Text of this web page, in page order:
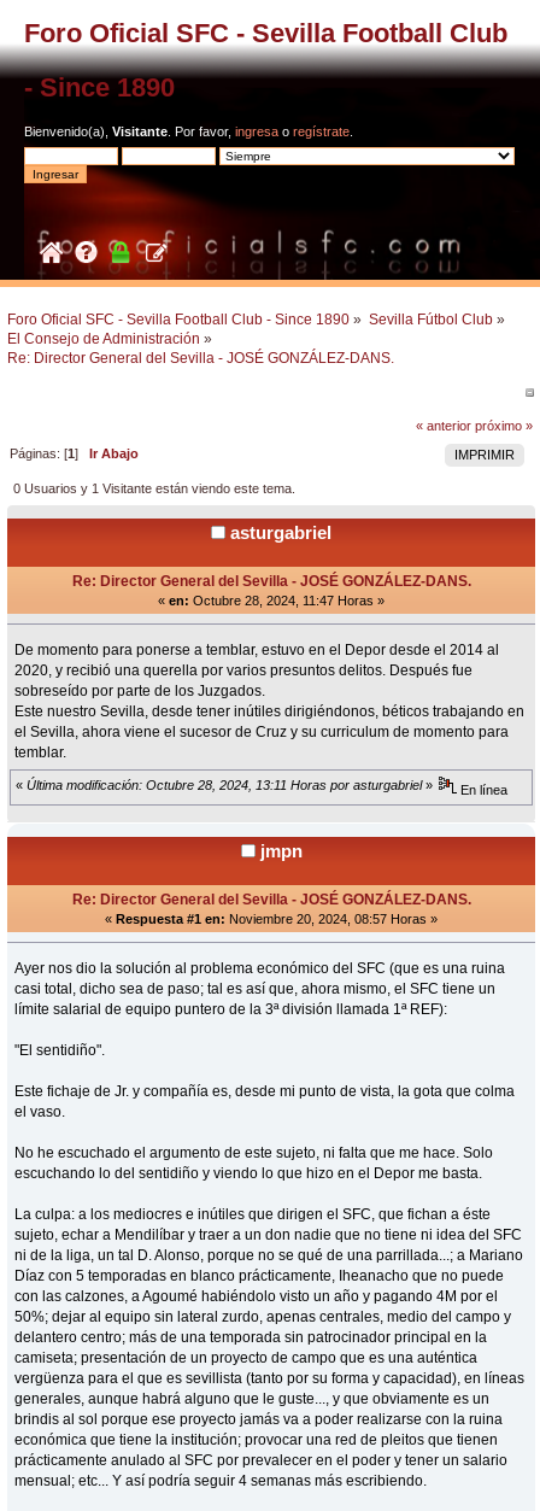
Foro Oficial SFC - Sevilla Football Club
- Since 1890
Bienvenido(a), Visitante . Por favor, ingresa o regístrate
Foro Oficial SFC - Sevilla Football Club - Since 1890 » Sevilla Fútbol Club »
El Consejo de Administración »
Re: Director General del Sevilla - JOSÉ GONZÁLEZ-DANS.
« anterior próximo »
IMPRIMIR
Páginas: [1]Ir Abajo
0 Usuarios y 1 Visitante están viendo este tema.
asturgabriel
Re: Director General del Sevilla - JOSÉ GONZÁLEZ-DANS.
« en: Octubre 28, 2024, 11:47 Horas »
De momento para ponerse a temblar, estuvo en el Depor desde el 2014 al
2020, y recibió una querella por varios presuntos delitos. Después fue
sobreseído por parte de los Juzgados.
Este nuestro Sevilla, desde tener inútiles dirigiéndonos, béticos trabajando en
el Sevilla, ahora viene el sucesor de Cruz y su curriculum de momento para
temblar.
« Última modificación: Octubre 28, 2024, 13:11 Horas por asturgabriel» En línea
jmpn
Re: Director General del Sevilla - JOSÉ GONZÁLEZ-DANS.
« Respuesta #1 en: Noviembre 20, 2024, 08:57 Horas »
Ayer nos dio la solución al problema económico del SFC (que es una ruina
casi total, dicho sea de paso; tal es así que, ahora mismo, el SFC tiene un
límite salarial de equipo puntero de la 3ª división llamada 1ª REF):
"El sentidiño".
Este fichaje de Jr. y compañía es, desde mi punto de vista, la gota que colma
el vaso.
No he escuchado el argumento de este sujeto, ni falta que me hace. Solo
escuchando lo del sentidiño y viendo lo que hizo en el Depor me basta.
La culpa: a los mediocres e inútiles que dirigen el SFC, que fichan a éste
sujeto, echar a Mendilíbar y traer a un don nadie que no tiene ni idea del SFC
ni de la liga, un tal D. Alonso, porque no se qué de una parrillada...; a Mariano
Díaz con 5 temporadas en blanco prácticamente, Iheanacho que no puede
con las calzones, a Agoumé habiéndolo visto un año y pagando 4M por el
50%; dejar al equipo sin lateral zurdo, apenas centrales, medio del campo y
delantero centro; más de una temporada sin patrocinador principal en la
camiseta; presentación de un proyecto de campo que es una auténtica
vergüenza para el que es sevillista (tanto por su forma y capacidad), en líneas
generales, aunque habrá alguno que le guste..., y que obviamente es un
brindis al sol porque ese proyecto jamás va a poder realizarse con la ruina
económica que tiene la institución; provocar una red de pleitos que tienen
prácticamente anulado al SFC por prevalecer en el poder y tener un salario
mensual; etc... Y así podría seguir 4 semanas más escribiendo.